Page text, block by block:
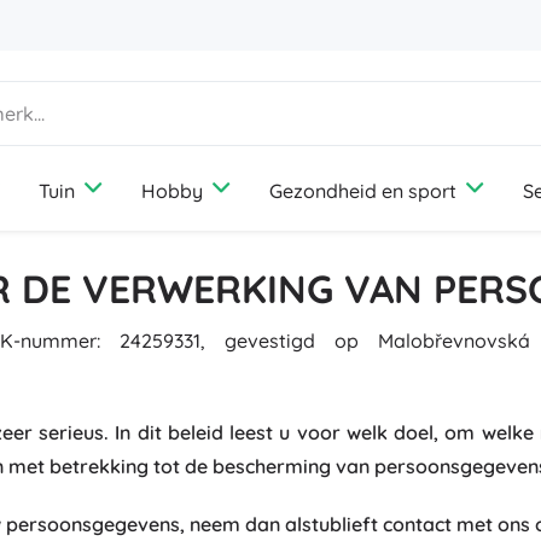
Diffusers en geuren
Verlichting
+Meer tonen
Werkkamer en kantoor
Bouwsets en puzzels
Media
Drones
Tuin
Stoelen, hangmatten en ligbedden
Hobby
Naaien en haken
Boeken
Gezondheid en sport
Wandeluitrusting
Vissen
Reizen
Bruiloft
Honden
Vogels
Cadeaubonnen
DE VERWERKING VAN
nummer: 24259331, gevestigd op
serieus. In dit beleid leest u voor welk doel, om
betrekking tot de bescherming van
neem dan alstublieft contact met ons